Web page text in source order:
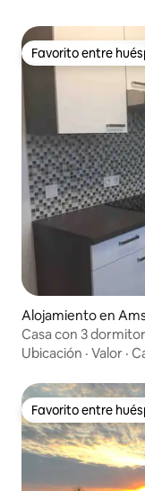
Favorito entre
Favorito entre
Alojamiento en
Casa con 3
Ubicación · Valor ·
Favorito entre
Favorito entre